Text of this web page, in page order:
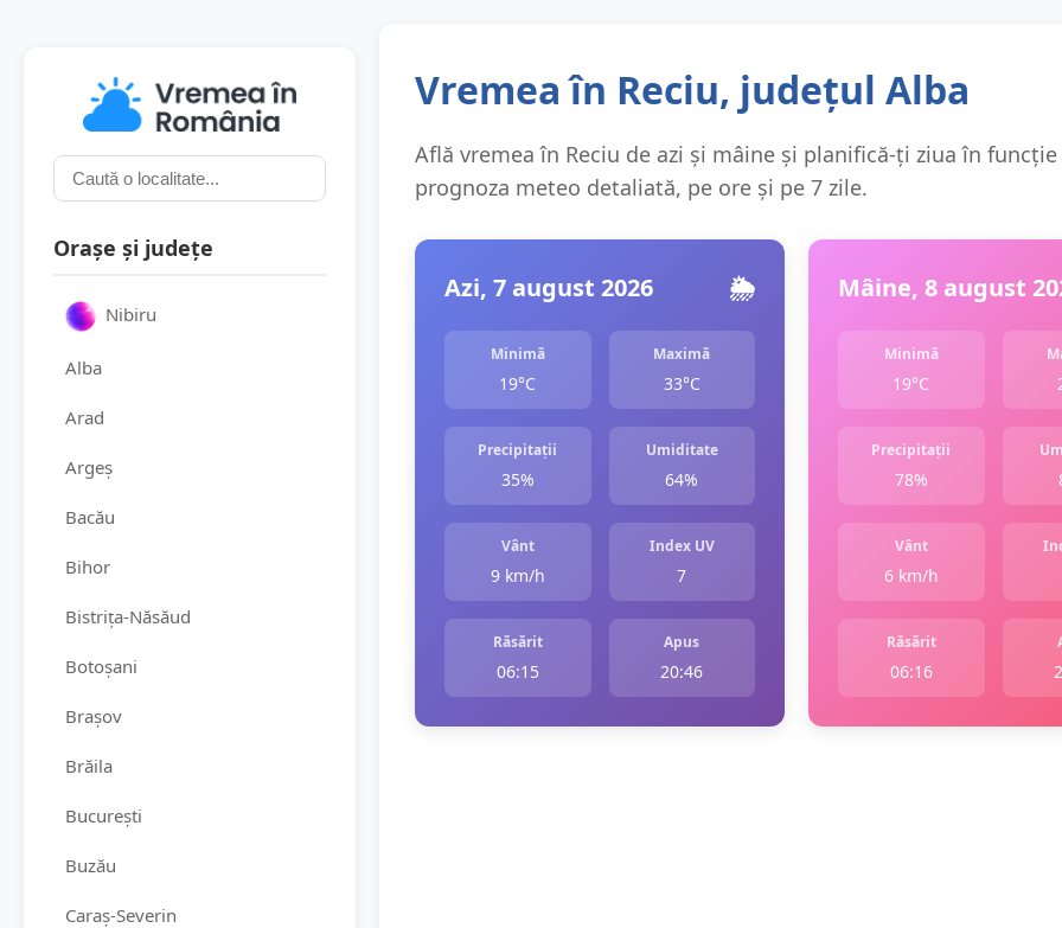
Orașe și județe
Nibiru
Alba
Arad
Argeș
Bacău
Bihor
Bistrița-Năsăud
Botoșani
Brașov
Brăila
București
Buzău
Caraș-Severin
Vremea în Reciu, județul Alba
Află vremea în Reciu de azi și mâine și planifică-ți ziua în funcție
prognoza meteo detaliată, pe ore și pe 7 zile.
Azi, 7 august 2026 🌦️
Minimă
19°C
Maximă
33°C
Precipitații
35%
Umiditate
64%
Vânt
9 km/h
Index UV
7
Răsărit
06:15
Apus
20:46
Mâine, 8 august
Minimă
19°C
Precipitații
78%
Vânt
6 km/h
Răsărit
06:16